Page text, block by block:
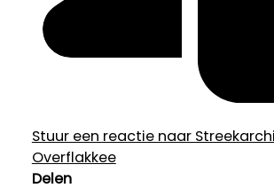
Stuur een reactie naar
Overflakkee
Delen